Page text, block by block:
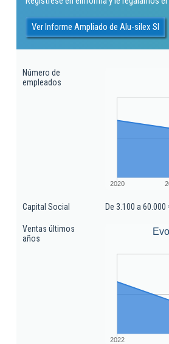
Ver Informe Ampliado de Alu-silex Sl
Número de
empleados
2020
Capital Social De 3.100 a 60.000
Ventas últimos
años
2022